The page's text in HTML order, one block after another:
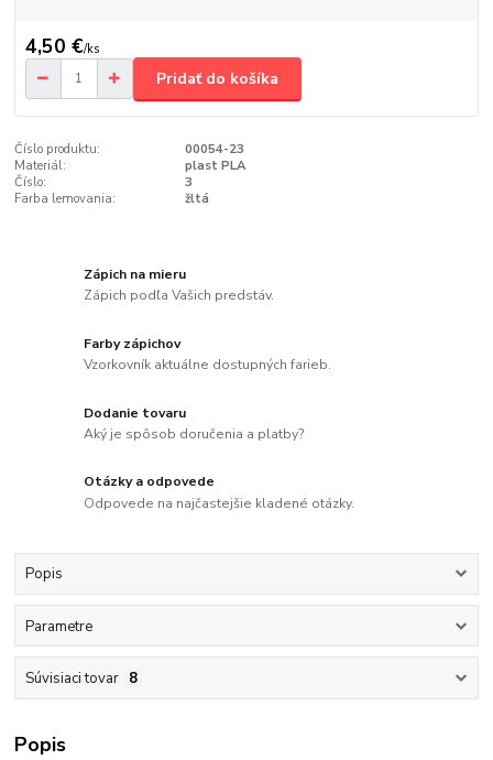
4,50 €/ks
Pridať do košíka
Číslo produktu:
00054-23
Materiál:
plast PLA
Číslo:
3
Farba lemovania:
žltá
Zápich na mieru
Zápich podľa Vašich predstáv.
Farby zápichov
Vzorkovník aktuálne dostupných farieb.
Dodanie tovaru
Aký je spôsob doručenia a platby?
Otázky a odpovede
Odpovede na najčastejšie kladené otázky.
Popis
Parametre
Súvisiaci tovar 8
Popis